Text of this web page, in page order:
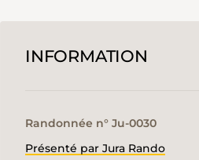
INFORMATION
Randonnée n° Ju-0030
Présenté par Jura Rando